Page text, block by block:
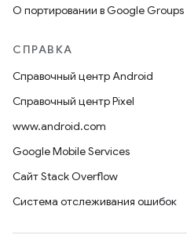
О портировании в Google Groups
СПРАВКА
Справочный центр Android
Справочный центр Pixel
www.android.com
Google Mobile Services
Сайт Stack Overflow
Система отслеживания ошибок